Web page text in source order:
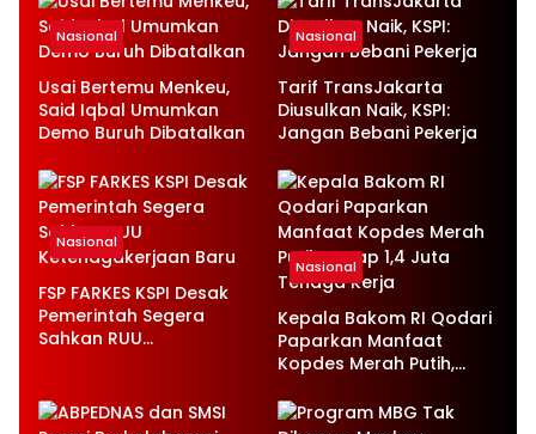
Nasional
Usai Bertemu Menkeu,
Said Iqbal Umumkan
Demo Buruh Dibatalkan
Nasional
Tarif TransJakarta
Diusulkan Naik, KSPI:
Jangan Bebani Pekerja
Nasional
FSP FARKES KSPI Desak
Pemerintah Segera
Sahkan RUU
Nasional
Kepala Bakom RI Qodari
Paparkan Manfaat
Kopdes Merah Putih,
Kerja